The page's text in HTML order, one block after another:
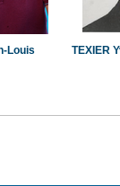
Louis TEXIER